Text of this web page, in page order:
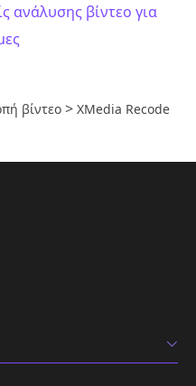
ανάλυσης βίντεο για
βίντεο > XMedia Recode